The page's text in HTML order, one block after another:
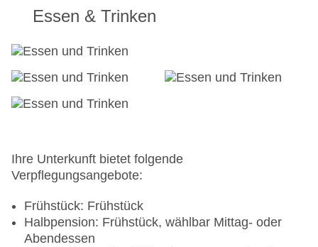
Essen & Trinken
Ihre Unterkunft bietet folgende
Verpflegungsangebote:
Frühstück: Frühstück
Halbpension: Frühstück, wählbar Mittag- oder
Abendessen